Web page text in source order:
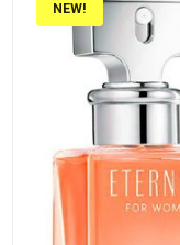
NEW!